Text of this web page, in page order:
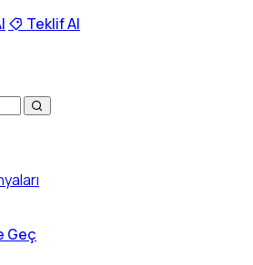
Teklif Al
Geç